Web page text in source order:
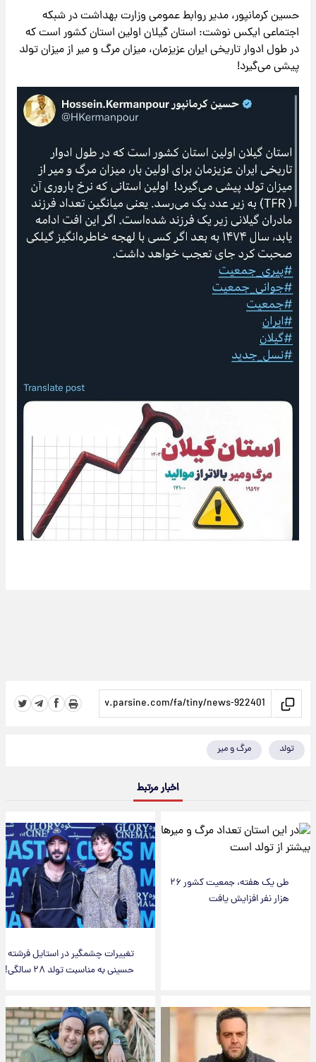
حسین کرمانپور، مدیر روابط عمومی وزارت بهداشت در شبکه
اجتماعی ایکس نوشت: استان گیلان اولین استان کشور است که
در طول ادوار تاریخی ایران عزیزمان، میزان مرگ و میر از میزان تولد
پیشی می‌گیرد!
تولد مرگ و میر
اخبار مرتبط
طی یک هفته، جمعیت کشور ۲۶
هزار نفر افزایش یافت
تغییرات چشمگیر در استایل فرشته
حسینی به مناسبت تولد ۲۸ سالگی!